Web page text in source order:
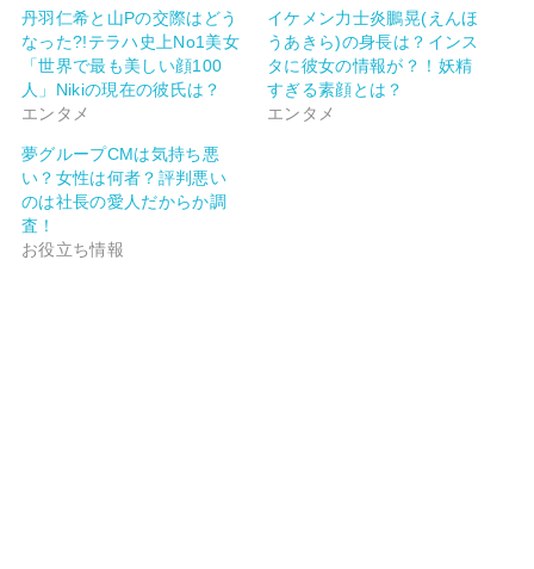
丹羽仁希と山Pの交際はどう
なった?!テラハ史上No1美女
「世界で最も美しい顔100
人」Nikiの現在の彼氏は？
エンタメ
イケメン力士炎鵬晃(えんほ
うあきら)の身長は？インス
タに彼女の情報が？！妖精
すぎる素顔とは？
エンタメ
夢グループCMは気持ち悪
い？女性は何者？評判悪い
のは社長の愛人だからか調
査！
お役立ち情報